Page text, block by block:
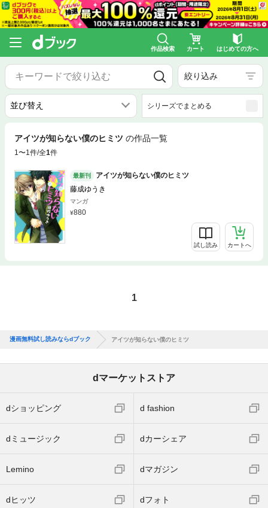
作品検索 カート はじめての方へ
絞り込み
シリーズでまとめる
アイツが知らない僕のヒミツ の作品一覧
1〜1件/全1件
最新刊
アイツが知らない僕のヒミツ
藤成ゆうき
マンガ
880
試し読み カートへ
1
漫画無料試し読みならdブック アイツが知らない僕のヒミツ
dマーケットストア
dショッピング d fashion
dミュージック dカーシェア
Lemino dマガジン
dヒッツ dフォト